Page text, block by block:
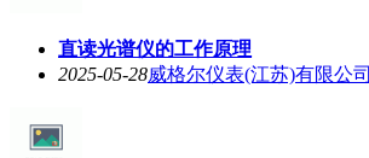
直读光谱仪的工作原理
2025-05-28威格尔仪表(江苏)有限公司